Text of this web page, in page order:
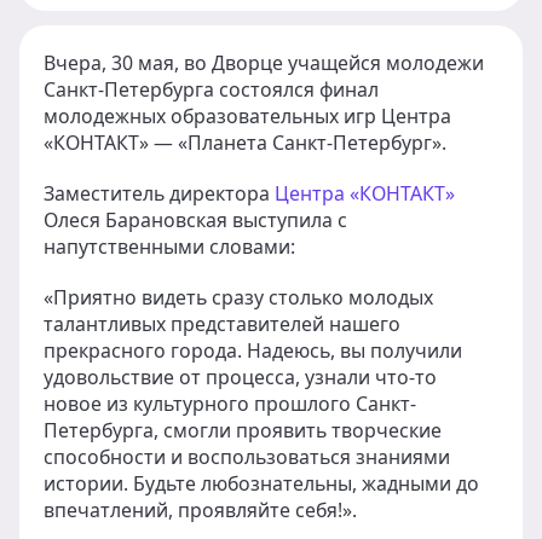
Вчера, 30 мая, во Дворце учащейся молодежи
Санкт-Петербурга состоялся финал
молодежных образовательных игр Центра
«КОНТАКТ» — «Планета Санкт-Петербург».
Заместитель директора Центра «КОНТАКТ»
Олеся Барановская выступила с
напутственными словами:
«Приятно видеть сразу столько молодых
талантливых представителей нашего
прекрасного города. Надеюсь, вы получили
удовольствие от процесса, узнали что-то
новое из культурного прошлого Санкт-
Петербурга, смогли проявить творческие
способности и воспользоваться знаниями
истории. Будьте любознательны, жадными до
впечатлений, проявляйте себя!».